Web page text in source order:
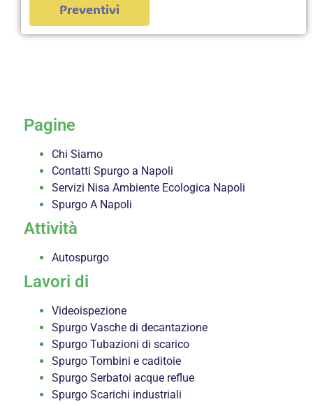
Preventivi
Pagine
Chi Siamo
Contatti Spurgo a Napoli
Servizi Nisa Ambiente Ecologica Napoli
Spurgo A Napoli
Attività
Autospurgo
Lavori di
Videoispezione
Spurgo Vasche di decantazione
Spurgo Tubazioni di scarico
Spurgo Tombini e caditoie
Spurgo Serbatoi acque reflue
Spurgo Scarichi industriali